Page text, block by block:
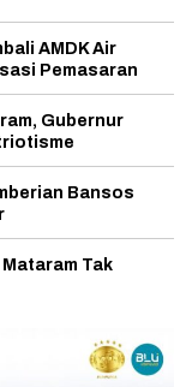
AMDK Air
Pemasaran
Gubernur
Bansos
Tak